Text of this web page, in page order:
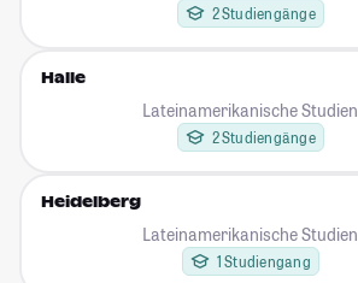
2 Studiengänge
Halle
Lateinamerikanische Studien
2 Studiengänge
Heidelberg
Lateinamerikanische Studien
1 Studiengang